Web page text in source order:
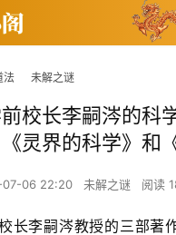
法 未解之谜
校长李嗣涔的科
灵界的科学》和
06 22:20 未解之谜 阅读
长李嗣涔教授的三部著